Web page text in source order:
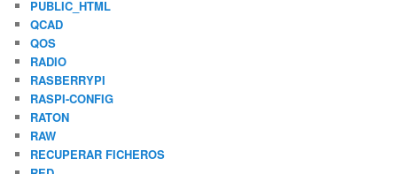
PUBLIC_HTML
QCAD
QOS
RADIO
RASBERRYPI
RASPI-CONFIG
RATON
RAW
RECUPERAR FICHEROS